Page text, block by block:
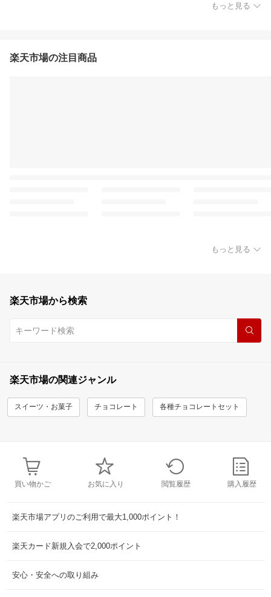
もっと見る
楽天市場の注目商品
もっと見る
楽天市場から検索
楽天市場の関連ジャンル
スイーツ・お菓子 チョコレート 各種チョコレートセット
買い物かご お気に入り 閲覧履歴 購入履歴
楽天市場アプリのご利用で最大1,000ポイント！
楽天カード新規入会で2,000ポイント
安心・安全への取り組み